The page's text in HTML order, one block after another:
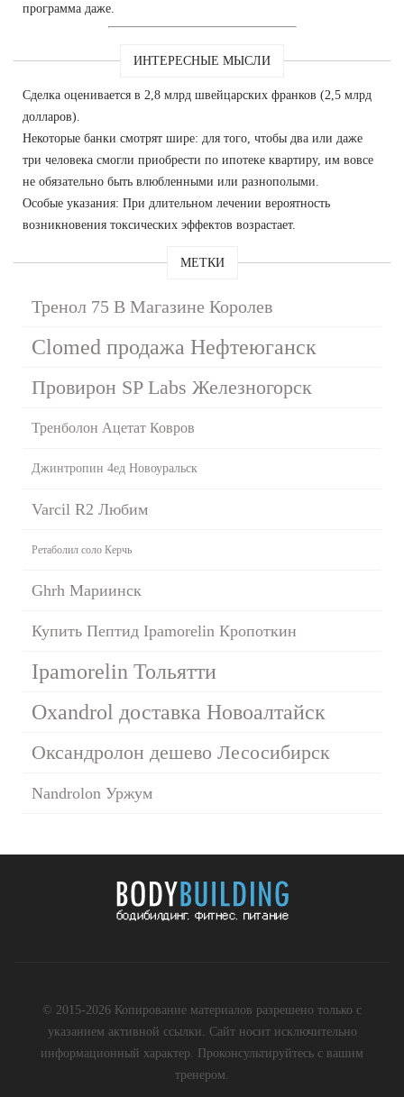
программа даже.
ИНТЕРЕСНЫЕ МЫСЛИ
Сделка оценивается в 2,8 млрд швейцарских франков (2,5 млрд
долларов).
Некоторые банки смотрят шире: для того, чтобы два или даже
три человека смогли приобрести по ипотеке квартиру, им вовсе
не обязательно быть влюбленными или разнополыми.
Особые указания: При длительном лечении вероятность
возникновения токсических эффектов возрастает.
МЕТКИ
Тренол 75 В Магазине Королев
Clomed продажа Нефтеюганск
Провирон SP Labs Железногорск
Тренболон Ацетат Ковров
Джинтропин 4ед Новоуральск
Varcil R2 Любим
Ретаболил соло Керчь
Ghrh Мариинск
Купить Пептид Ipamorelin Кропоткин
Ipamorelin Тольятти
Oxandrol доставка Новоалтайск
Оксандролон дешево Лесосибирск
Nandrolon Уржум
© 2015-2026 Копирование материалов разрешено только с
указанием активной ссылки. Сайт носит исключительно
информационный характер. Проконсультируйтесь с вашим
тренером.